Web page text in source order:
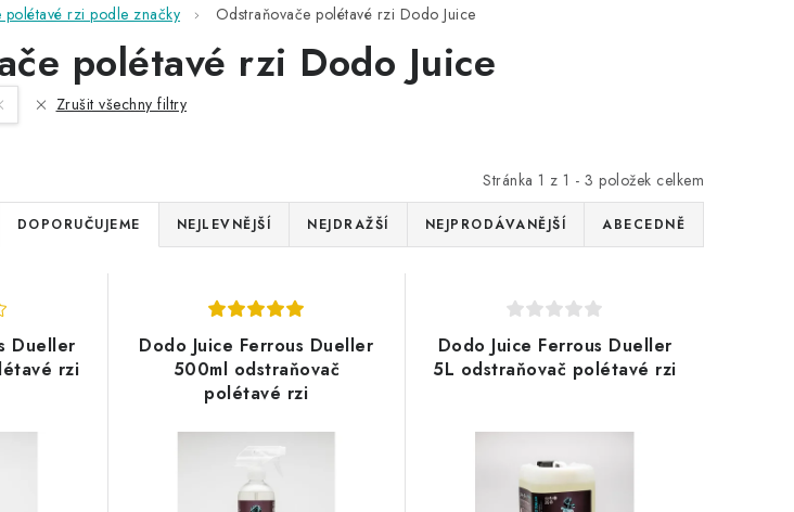
polétavé rzi podle značky Odstraňovače polétavé rzi Dodo Juice
polétavé rzi Dodo Juice
Zrušit všechny filtry
Stránka 1 z 1 - 3 položek celkem
Ř
n
DOPORUČUJEME NEJLEVNĚJŠÍ NEJDRAŽŠÍ NEJPRODÁVANĚJŠÍ ABECEDNĚ
Dueller
rzi
Dodo Juice Ferrous Dueller
500ml odstraňovač
polétavé rzi
Dodo Juice Ferrous Dueller
5L odstraňovač polétavé rzi